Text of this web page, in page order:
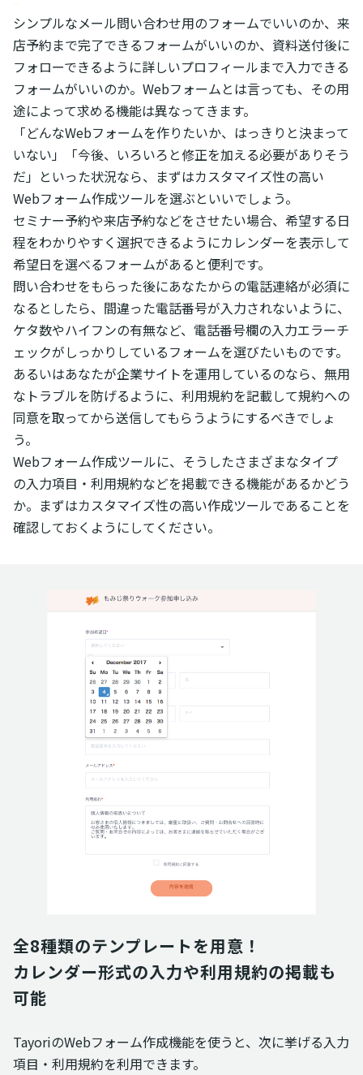
シンプルなメール問い合わせ用のフォームでいいのか、来
店予約まで完了できるフォームがいいのか、資料送付後に
フォローできるように詳しいプロフィールまで入力できる
フォームがいいのか。Webフォームとは言っても、その用
途によって求める機能は異なってきます。
「どんなWebフォームを作りたいか、はっきりと決まって
いない」「今後、いろいろと修正を加える必要がありそう
だ」といった状況なら、まずはカスタマイズ性の高い
Webフォーム作成ツールを選ぶといいでしょう。
セミナー予約や来店予約などをさせたい場合、希望する日
程をわかりやすく選択できるようにカレンダーを表示して
希望日を選べるフォームがあると便利です。
問い合わせをもらった後にあなたからの電話連絡が必須に
なるとしたら、間違った電話番号が入力されないように、
ケタ数やハイフンの有無など、電話番号欄の入力エラーチ
ェックがしっかりしているフォームを選びたいものです。
あるいはあなたが企業サイトを運用しているのなら、無用
なトラブルを防げるように、利用規約を記載して規約への
同意を取ってから送信してもらうようにするべきでしょ
う。
Webフォーム作成ツールに、そうしたさまざまなタイプ
の入力項目・利用規約などを掲載できる機能があるかどう
か。まずはカスタマイズ性の高い作成ツールであることを
確認しておくようにしてください。
全8種類のテンプレートを用意！
カレンダー形式の入力や利用規約の掲載も
可能
TayoriのWebフォーム作成機能を使うと、次に挙げる入力
項目・利用規約を利用できます。